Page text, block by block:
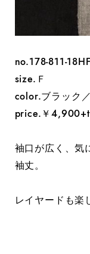
no.178-811-
size.Ｆ
color.ブラック
price.￥
袖口が広く、気
袖丈。
レイヤードも楽